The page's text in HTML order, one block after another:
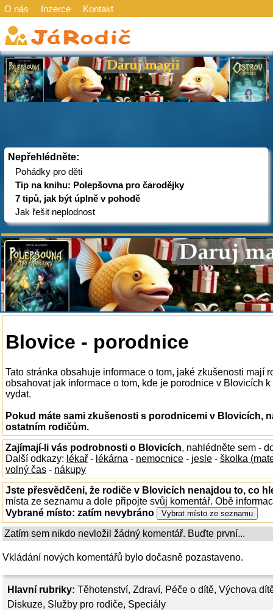
O nás Inzerce Kontakt
Nepřehlédněte:
Pohádky pro děti
Tip na knihu: Polepšovna pro čarodějky
7 tipů, jak být úplně v pohodě
Jak řešit neplodnost
Hlavní rubriky: Těhotenství, Zdraví, Péče o dítě, Výchova
Diskuze, Služby pro rodiče, Speciály
Blovice - porodnice
Tato stránka obsahuje informace o tom, jaké zkušenosti mají
obsahovat jak informace o tom, kde je porodnice v Blovicích
vydat.
Pokud máte sami zkušenosti s porodnicemi v Blovicích,
ostatním rodičům.
Zajímají-li vás podrobnosti o Blovicích, nahlédněte sem -
Další odkazy: lékař - lékárna - nemocnice - jesle - školka
volný čas - nákupy
Jste přesvědčeni, že rodiče v Blovicích nenajdou to, co
místa ze seznamu a dole připojte svůj komentář. Obě
Vybrané místo: zatím nevybráno
Zatím sem nikdo nevložil žádný komentář. Buďte první...
Vkládání nových komentářů bylo dočasně pozastaveno.